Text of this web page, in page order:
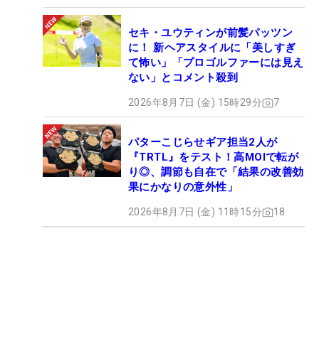
セキ・ユウティンが前髪パッツン
に！ 新ヘアスタイルに「美しすぎ
て怖い」「プロゴルファーには見え
ない」とコメント殺到
2026年8月7日 (金) 15時29分 7
パターこじらせギア担当2人が
『TRTL』をテスト！高MOIで転が
り◎、調節も自在で「結果の改善効
果にかなりの意外性」
2026年8月7日 (金) 11時15分 18